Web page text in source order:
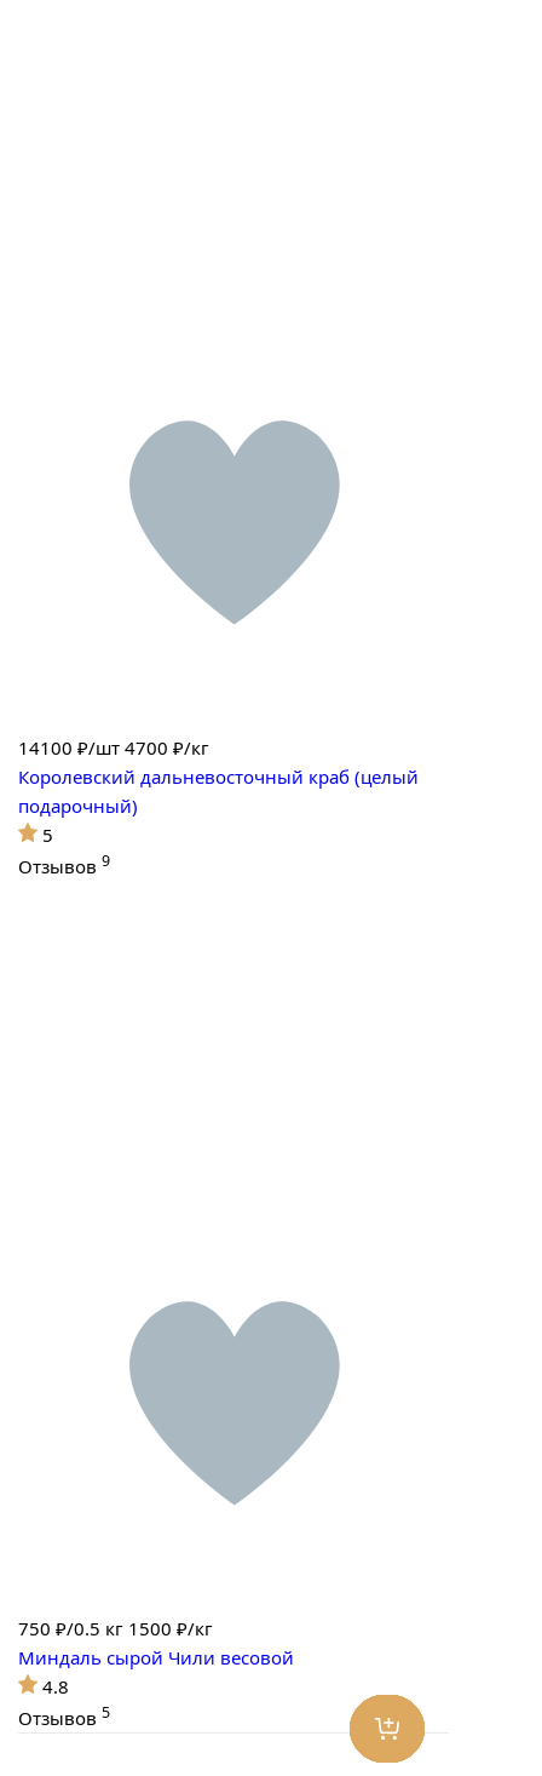
14100 ₽/шт 4700 ₽/кг
Королевский дальневосточный краб (целый
подарочный)
5
Отзывов 9
750 ₽/0.5 кг 1500 ₽/кг
Миндаль сырой Чили весовой
4.8
Отзывов 5